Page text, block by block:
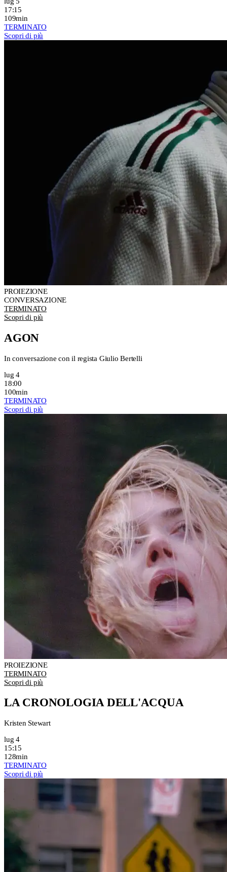
17:15
109min
TERMINATO
Scopri di più
PROIEZIONE
CONVERSAZIONE
TERMINATO
Scopri di più
AGON
In conversazione con il regista Giulio Bertelli
lug 4
18:00
100min
TERMINATO
Scopri di più
PROIEZIONE
TERMINATO
Scopri di più
LA CRONOLOGIA DELL'ACQUA
Kristen Stewart
lug 4
15:15
128min
TERMINATO
Scopri di più